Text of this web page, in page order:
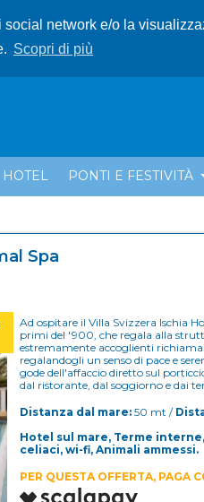
network e/o la
Scopri di più
HOTEL PONTI E FESTIVITÀ
Spa
Ad ospitare il Villa Svizzera Ischia
primi del '900, che regala alla
estremamente accoglienti
regalandogli un senso di pace e
gode dell'affaccio diretto sul
dal ristorante, dal soggiorno e dai
Distanza dal mare: 50 mt /
Hotel sul mare, Terme
celiaci, wi-fi, Animali ammessi.
PER QUESTA OFFERTA, PAGA